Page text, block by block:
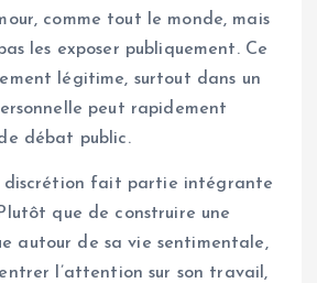
comme tout le monde, mais
les exposer publiquement. Ce
légitime, surtout dans un
peut rapidement
débat public.
discrétion fait partie intégrante
que de construire une
autour de sa vie sentimentale,
l’attention sur son travail,